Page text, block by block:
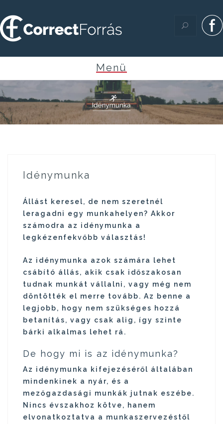
to
content
Idénymunka
Állást keresel, de nem szeretnél
leragadni egy munkahelyen? Akkor
számodra az idénymunka a
legkézenfekvőbb választás!
Az idénymunka azok számára lehet
csábító állás, akik csak időszakosan
tudnak munkát vállalni, vagy még nem
döntötték el merre tovább. Az benne a
legjobb, hogy nem szükséges hozzá
betanítás, vagy csak alig, így szinte
bárki alkalmas lehet rá.
De hogy mi is az idénymunka?
Az idénymunka kifejezéséről általában
mindenkinek a nyár, és a
mezőgazdasági munkák jutnak eszébe.
Nincs évszakhoz kötve, hanem
elvonatkoztatva a munkaszervezéstől